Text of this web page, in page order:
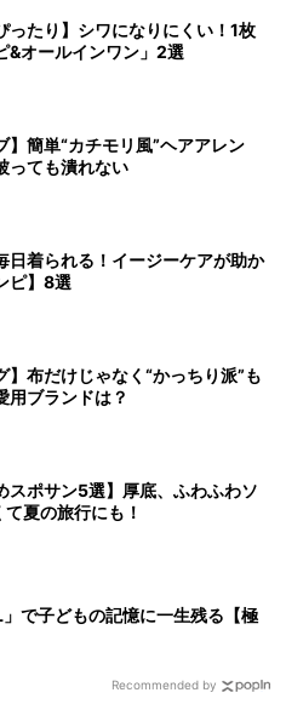
ったり】シワになりにくい！1枚
&オールインワン」2選
】簡単“カチモリ風”ヘアアレン
っても潰れない
日着られる！イージーケアが助か
ピ】8選
】布だけじゃなく“かっちり派”も
用ブランドは？
スポサン5選】厚底、ふわふわソ
夏の旅行にも！
」で子どもの記憶に一生残る【極
Recommended by